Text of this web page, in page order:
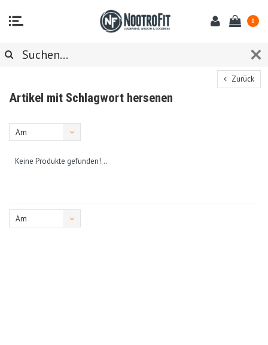
0
Zurück
Artikel mit Schlagwort hersenen
Am
Keine Produkte gefunden!...
Am